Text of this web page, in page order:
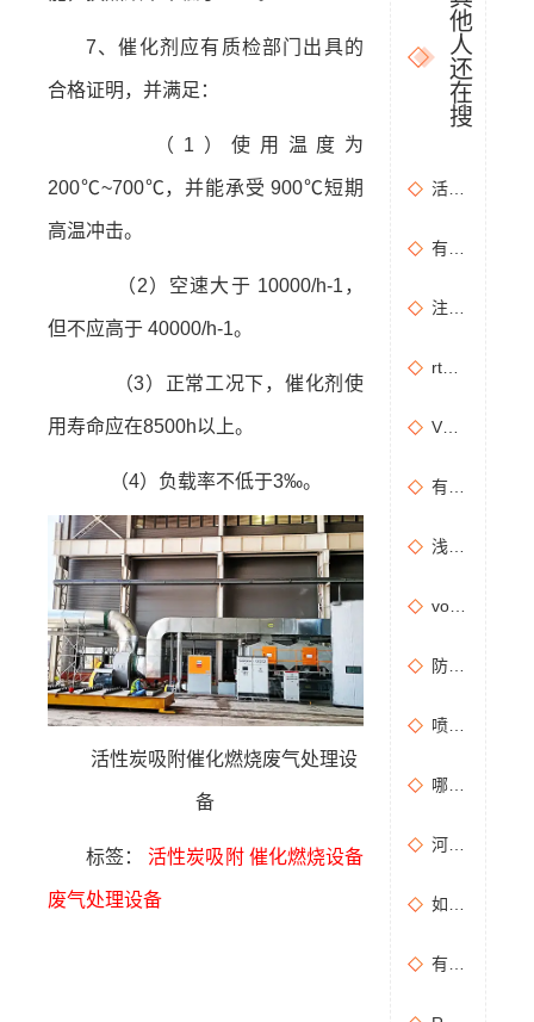
7、催化剂应有质检部门出具的
合格证明，并满足：
（1）使用温度为
200℃~700℃，并能承受 900℃短期
高温冲击。
（2）空速大于 10000/h-1，
但不应高于 40000/h-1。
（3）正常工况下，催化剂使
用寿命应在8500h以上。
（4）负载率不低于3‰。
活性炭吸附催化燃烧废气处理设
备
标签：活性炭吸附 催化燃烧设备
废气处理设备
他
人
还
在
搜